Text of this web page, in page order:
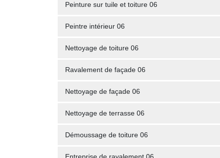
Peinture sur tuile et toiture 06
Peintre intérieur 06
Nettoyage de toiture 06
Ravalement de façade 06
Nettoyage de façade 06
Nettoyage de terrasse 06
Démoussage de toiture 06